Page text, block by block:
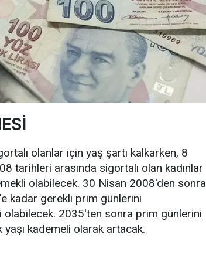
olanlar için yaş şartı kalkarken, 8
tarihleri arasında sigortalı olan kadınlar
olabilecek. 30 Nisan 2008'den sonra
kadar gerekli prim günlerini
olabilecek. 2035'ten sonra prim günlerini
yaşı kademeli olarak artacak.